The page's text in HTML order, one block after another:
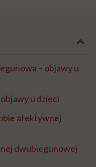
– objawy u
u dzieci
afektywnej
dwubiegunowej